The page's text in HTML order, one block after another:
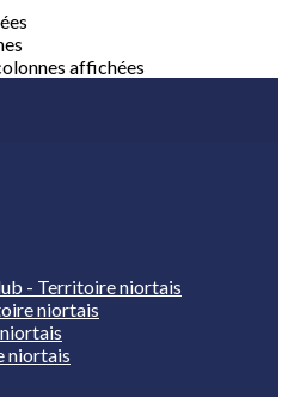
affichées
- Territoire niortais
niortais
niortais